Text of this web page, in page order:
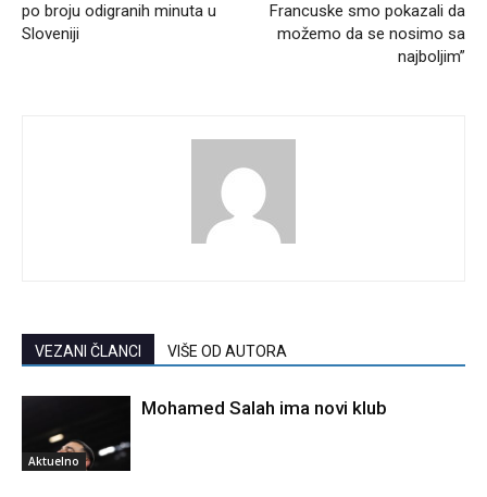
po broju odigranih minuta u
Sloveniji
Francuske smo pokazali da
možemo da se nosimo sa
najboljim”
VEZANI ČLANCI VIŠE OD AUTORA
Aktuelno
Mohamed Salah ima novi klub